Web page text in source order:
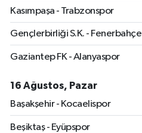
Kasımpaşa - Trabzonspor
Gençlerbirliği S.K. - Fenerbahçe
Gaziantep FK - Alanyaspor
16 Ağustos, Pazar
Başakşehir - Kocaelispor
Beşiktaş - Eyüpspor